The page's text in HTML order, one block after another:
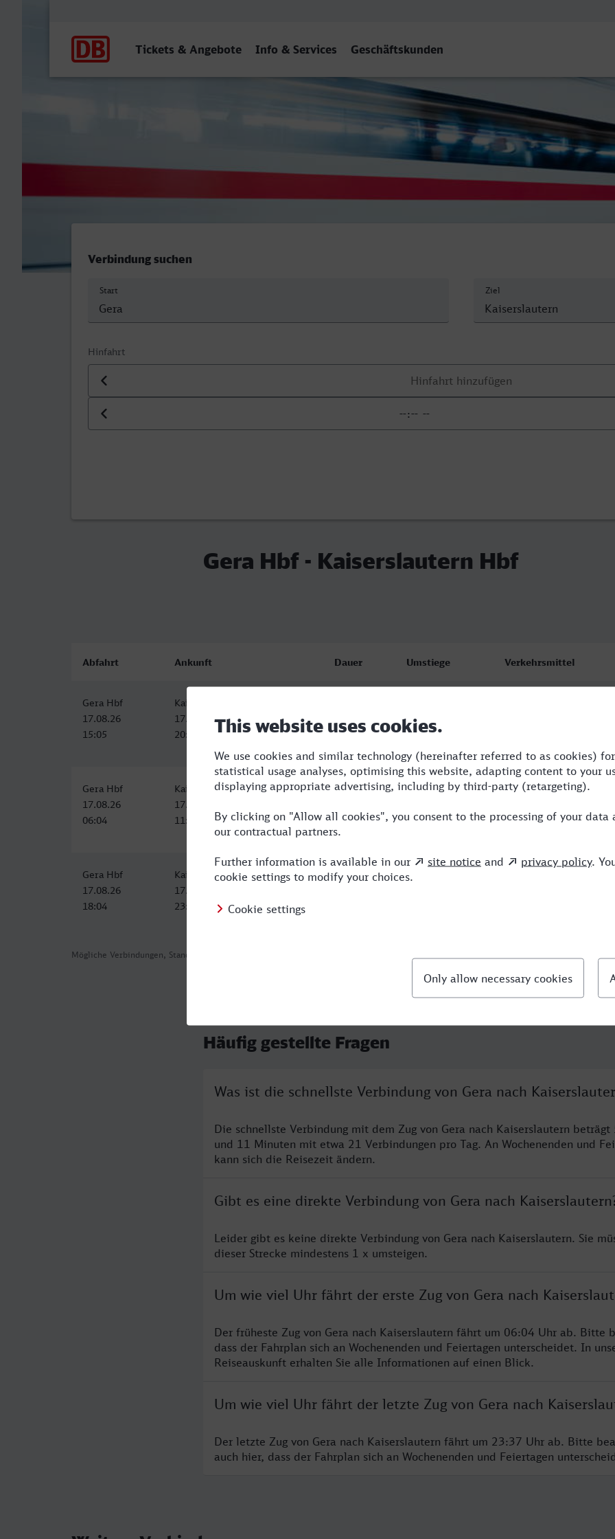
Tickets & Angebote Info & Services Geschäftskunden
Gera Hbf - Kaiserslautern Hbf
Verbindung suchen
Start Ziel
Hinfahrt
Datum der Hinfahrt
Uhrzeit der Hinfahrt
Gera Hbf - Kaiserslautern Hbf
Mögliche Verbindungen, Stand: 2026-08-03 04:31
Abfahrt Ankunft Dauer Umstiege Verkehrsmittel
Gera Hbf
17.08.26
15:05
Kaiserslautern Hbf
17.08.26
20:16
Gera Hbf
17.08.26
06:04
Kaiserslautern Hbf
17.08.26
11:24
5:20 2 RE,ICE
Gera Hbf
17.08.26
18:04
Kaiserslautern Hbf
17.08.26
23:27
5:23 2
Häufig gestellte Fragen
Was ist die schnellste Verbindung von Gera nach
Die schnellste Verbindung mit dem Zug von Gera nach Kaiserslautern beträgt
und 11 Minuten mit etwa 21 Verbindungen pro Tag. An Wochenenden und
kann sich die Reisezeit ändern.
Gibt es eine direkte Verbindung von Gera nach
Leider gibt es keine direkte Verbindung von Gera nach Kaiserslautern. Sie
dieser Strecke mindestens 1 x umsteigen.
Um wie viel Uhr fährt der erste Zug von Gera nach
Der früheste Zug von Gera nach Kaiserslautern fährt um 06:04 Uhr ab. Bitte
dass der Fahrplan sich an Wochenenden und Feiertagen unterscheidet. In
Reiseauskunft erhalten Sie alle Informationen auf einen Blick.
Um wie viel Uhr fährt der letzte Zug von Gera nach
Der letzte Zug von Gera nach Kaiserslautern fährt um 23:37 Uhr ab. Bitte
auch hier, dass der Fahrplan sich an Wochenenden und Feiertagen